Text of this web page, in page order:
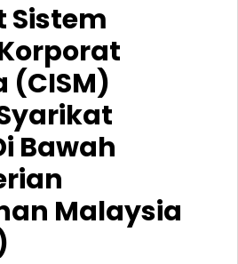
Sistem
(CISM)
Bawah
Malaysia